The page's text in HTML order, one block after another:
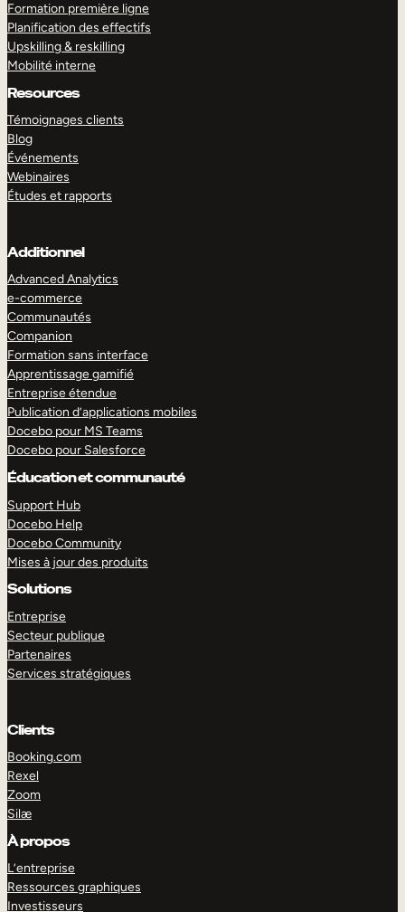
Formation première ligne
Planification des effectifs
Upskilling & reskilling
Mobilité interne
Resources
Témoignages clients
Blog
Événements
Webinaires
Études et rapports
Additionnel
Advanced Analytics
e-commerce
Communautés
Companion
Formation sans interface
Apprentissage gamifié
Entreprise étendue
Publication d’applications mobiles
Docebo pour MS Teams
Docebo pour Salesforce
Éducation et communauté
Support Hub
Docebo Help
Docebo Community
Mises à jour des produits
Solutions
Entreprise
Secteur publique
Partenaires
Services stratégiques
Clients
Booking.com
Rexel
Zoom
Silæ
À propos
L’entreprise
Ressources graphiques
Investisseurs